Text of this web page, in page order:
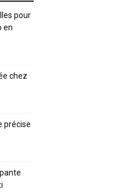
pour
en
chez
précise